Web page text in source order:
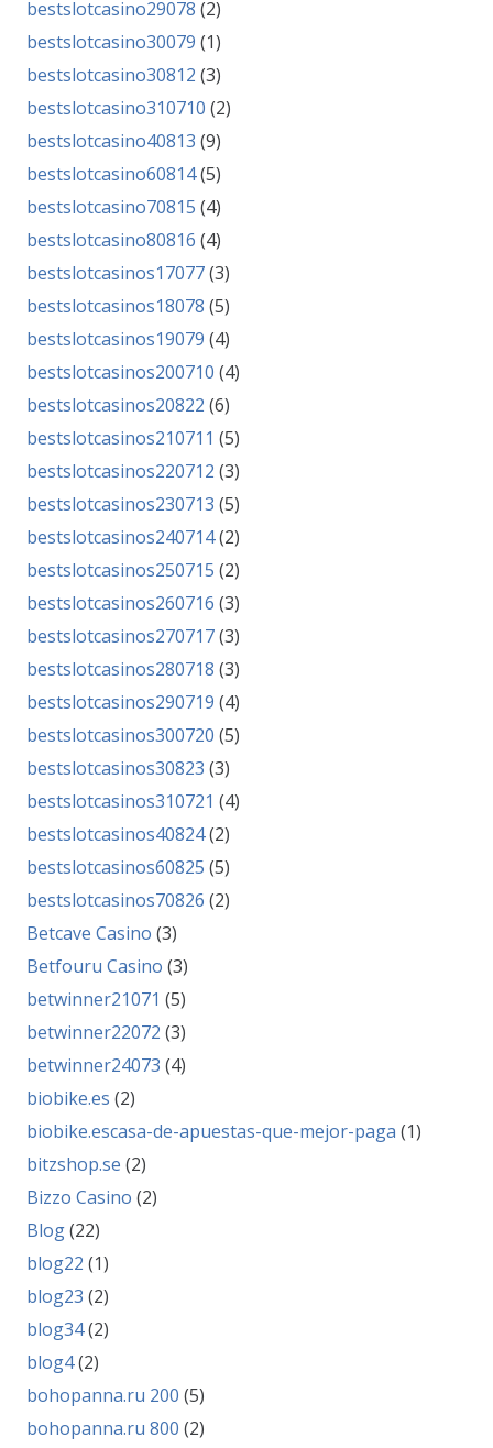
bestslotcasino29078 (2)
bestslotcasino30079 (1)
bestslotcasino30812 (3)
bestslotcasino310710 (2)
bestslotcasino40813 (9)
bestslotcasino60814(5)
bestslotcasino70815 (4)
bestslotcasino80816 (4)
bestslotcasinos17077(3)
bestslotcasinos18078 (5)
bestslotcasinos19079 (4)
bestslotcasinos200710 (4)
bestslotcasinos20822 (6)
bestslotcasinos210711 (5)
bestslotcasinos220712 (3)
bestslotcasinos230713 (5)
bestslotcasinos240714(2)
bestslotcasinos250715 (2)
bestslotcasinos260716 (3)
bestslotcasinos270717(3)
bestslotcasinos280718 (3)
bestslotcasinos290719 (4)
bestslotcasinos300720 (5)
bestslotcasinos30823 (3)
bestslotcasinos310721 (4)
bestslotcasinos40824(2)
bestslotcasinos60825 (5)
bestslotcasinos70826 (2)
Betcave Casino (3)
Betfouru Casino (3)
betwinner21071 (5)
betwinner22072 (3)
betwinner24073 (4)
biobike.es (2)
biobike.escasa-de-apuestas-que-mejor-paga (1)
bitzshop.se (2)
Bizzo Casino (2)
Blog(22)
blog22 (1)
blog23 (2)
blog34(2)
blog4(2)
bohopanna.ru 200 (5)
bohopanna.ru 800 (2)